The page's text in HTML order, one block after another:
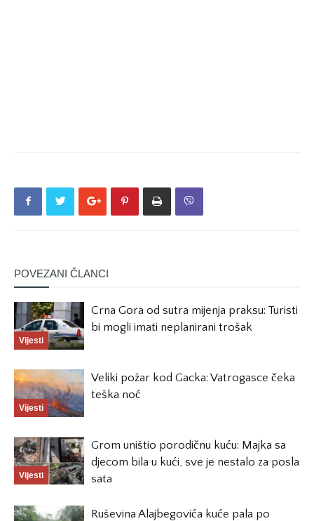
POVEZANI ČLANCI
Vijesti
Crna Gora od sutra mijenja praksu: Turisti
bi mogli imati neplanirani trošak
Vijesti
Veliki požar kod Gacka: Vatrogasce čeka
teška noć
Vijesti
Grom uništio porodičnu kuću: Majka sa
djecom bila u kući, sve je nestalo za posla
sata
Ruševina Alajbegovića kuće pala po